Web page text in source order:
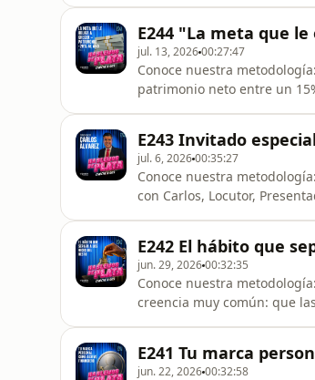
https://www.instagram.com/
E244 "La meta que
jul. 13, 202600:27:47
Conoce nuestra
patrimonio neto entre un
https://
https://
E243 Invitado
jul. 6, 202600:35:27
Conoce nuestra
con Carlos, Locutor,
exitoso. - Cuáles
E242 El hábito que
jun. 29, 202600:32:35
Conoce nuestra
creencia muy común: que
https://
E241 Tu marca
jun. 22, 202600:32:58